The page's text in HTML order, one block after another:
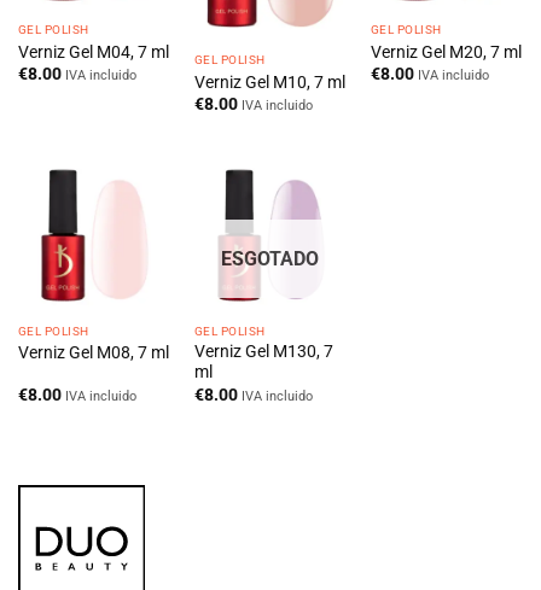
GEL POLISH
Verniz Gel M04, 7 ml
€8.00 IVA incluido
GEL POLISH
Verniz Gel M10, 7 ml
€8.00 IVA incluido
GEL POLISH
Verniz Gel M20, 7 ml
€8.00 IVA incluido
GEL POLISH
Verniz Gel M08, 7 ml
€8.00 IVA incluido
ESGOTADO
GEL POLISH
Verniz Gel M130, 7
ml
€8.00 IVA incluido